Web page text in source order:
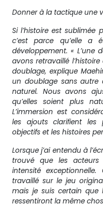
Donner à la tactique une
Si l’histoire est sublimée
c’est parce qu’elle a
développement. « L’une
avons retravaillé
doublage, explique
un doublage sans autre
naturel. Nous avons
qu’elles soient plus
L’immersion est
les ajouts clarifient les
objectifs et les histoires
Lorsque j’ai entendu à
trouvé que les
intensité
travaillé sur le jeu
mais je suis certain que
ressentiront la même